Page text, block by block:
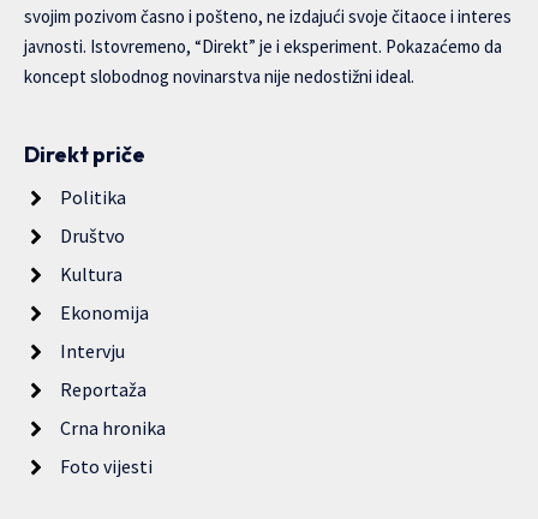
svojim pozivom časno i pošteno, ne izdajući svoje čitaoce i interes
javnosti. Istovremeno, “Direkt” je i eksperiment. Pokazaćemo da
koncept slobodnog novinarstva nije nedostižni ideal.
Direkt priče
Politika
Društvo
Kultura
Ekonomija
Intervju
Reportaža
Crna hronika
Foto vijesti